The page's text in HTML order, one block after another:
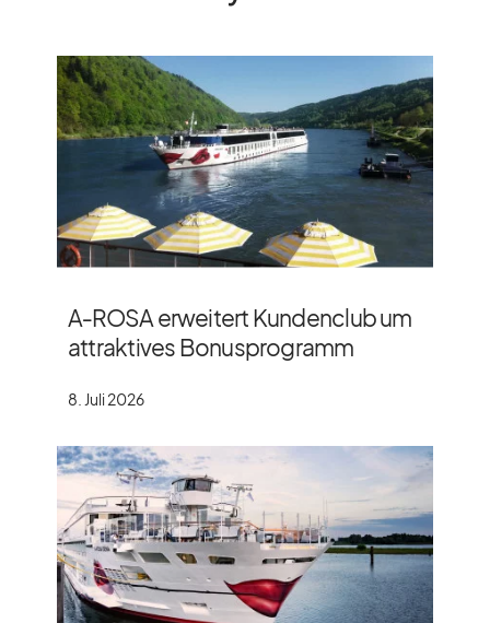
A‑ROSA erweitert Kundenclub um
attraktives Bonusprogramm
8. Juli 2026